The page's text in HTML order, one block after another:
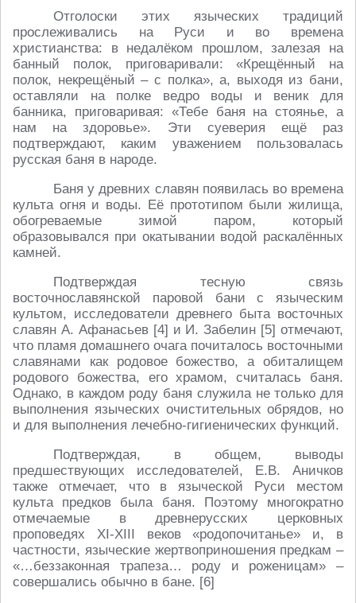
Отголоски этих языческих традиций
прослеживались на Руси и во времена
христианства: в недалёком прошлом, залезая на
банный полок, приговаривали: «Крещённый на
полок, некрещёный – с полка», а, выходя из бани,
оставляли на полке ведро воды и веник для
банника, приговаривая: «Тебе баня на стоянье, а
нам на здоровье». Эти суеверия ещё раз
подтверждают, каким уважением пользовалась
русская баня в народе.
Баня у древних славян появилась во времена
культа огня и воды. Её прототипом были жилища,
обогреваемые зимой паром, который
образовывался при окатывании водой раскалённых
камней.
Подтверждая тесную связь
восточнославянской паровой бани с языческим
культом, исследователи древнего быта восточных
славян А. Афанасьев [4] и И. Забелин [5] отмечают,
что пламя домашнего очага почиталось восточными
славянами как родовое божество, а обиталищем
родового божества, его храмом, считалась баня.
Однако, в каждом роду баня служила не только для
выполнения языческих очистительных обрядов, но
и для выполнения лечебно-гигиенических функций.
Подтверждая, в общем, выводы
предшествующих исследователей, Е.В. Аничков
также отмечает, что в языческой Руси местом
культа предков была баня. Поэтому многократно
отмечаемые в древнерусских церковных
проповедях XI-XIII веков «родопочитанье» и, в
частности, языческие жертвоприношения предкам –
«…беззаконная трапеза… роду и роженицам» –
совершались обычно в бане. [6]